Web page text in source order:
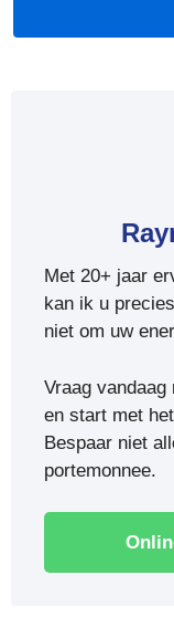
Met 20+ jaar
kan ik u
niet om uw
Vraag vandaag
en start met
Bespaar niet
portemonnee.